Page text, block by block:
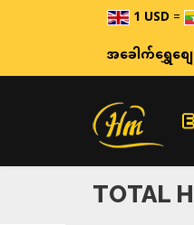
1 USD=
အခေါက်ရွှေစျ
TOTAL